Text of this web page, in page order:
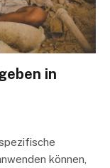
in
können,